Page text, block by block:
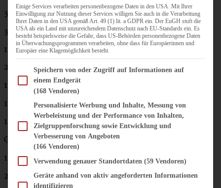
30
g Butter
300 g Mehl
1 gestr. TLLebkuchengewürz
20
Backkakao
1
Messerspitze Ingwerpulver
1
Backpulver
1 Ei
Glasur:
1 Eiweiß
200 g Puderzucker
Einige Services verarbeiten personenbezogene Daten in den USA. Mit Ihrer
Einwilligung zur Nutzung dieser Services willigen Sie auch in die Verarbeitung
Ihrer Daten in den USA gemäß Art. 49 (1) lit. a GDPR ein. Der EuGH stuft die
USA als ein Land mit unzureichendem Datenschutz nach EU-Standards ein. Es
besteht beispielsweise die Gefahr, dass US-Behörden personenbezogene Daten
in Überwachungsprogrammen verarbeiten, ohne dass für Europäerinnen und
Europäer eine Klagemöglichkeit besteht.
Im Folgenden finden Sie eine Liste der Zwecke des IAB Transparency and Consent
Speichern von oder Zugriff auf Informationen auf
einem Endgerät
(168 Vendoren)
Personalisierte Werbung und Inhalte, Messung von
Werbeleistung und der Performance von Inhalten,
Zielgruppenforschung sowie Entwicklung und
Verbesserung von Angeboten
(166 Vendoren)
Verwendung genauer Standortdaten (59 Vendoren)
Geräte anhand von aktiv angeforderten Informationen
identifizieren